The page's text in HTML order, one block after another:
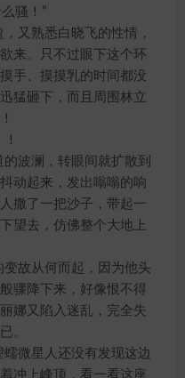
骚！”
又熟悉白晓飞的性情，
来。只不过眼下这个环
手、摸摸乳的时间都没
猛砸下，而且周围林立
波澜，转眼间就扩散到
动起来，发出嗡嗡的响
撒了一把沙子，带起一
望去，仿佛整个大地上
故从何而起，因为他头
骤降下来，好像恨不得
娜又陷入迷乱，完全失
。
微星人还没有发现这边
冲上峰顶，看一看这座